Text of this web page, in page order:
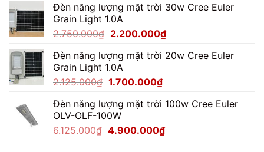
là:
4.487.500₫.
tại
3.590.000₫.
Đèn năng lượng mặt trời 30w Cree Euler
Grain Light 1.0A
2.750.000₫ Giá
là:
2.750.000₫.
2.200.000₫Giá
tại
Đèn năng lượng mặt trời 20w Cree Euler
Grain Light 1.0A
2.125.000₫ Giá
là:
2.125.000₫.
1.700.000₫Giá
tại
1.700.000₫.
Đèn năng lượng mặt trời 100w Cree Euler
OLV-OLF-100W
6.125.000₫ Giá
4.900.000₫Giá